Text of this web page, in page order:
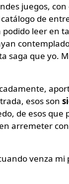
juegos,
de
leer en
saga que yo.
esos son
de esos que
arremeter
venza